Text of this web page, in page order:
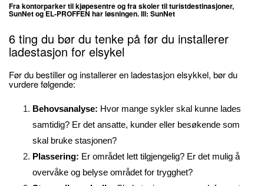
Fra kontorparker til kjøpesentre og fra skoler til turistdestinasjoner,
SunNet og EL-PROFFEN har løsningen. Ill: SunNet
6 ting du bør du tenke på før du installerer
ladestasjon for elsykel
Før du bestiller og installerer en ladestasjon elsykkel, bør du
vurdere følgende:
Behovsanalyse: Hvor mange sykler skal kunne lades
samtidig? Er det ansatte, kunder eller besøkende som
skal bruke stasjonen?
Plassering: Er området lett tilgjengelig? Er det mulig å
overvåke og belyse området for trygghet?